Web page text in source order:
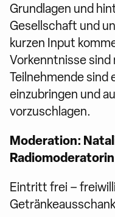
Grundlagen und
Gesellschaft und
kurzen Input
Vorkenntnisse
Teilnehmende sind
einzubringen und
vorzuschlagen.
Moderation:
Radiomoderatorin
Eintritt frei –
Getränkeausschank